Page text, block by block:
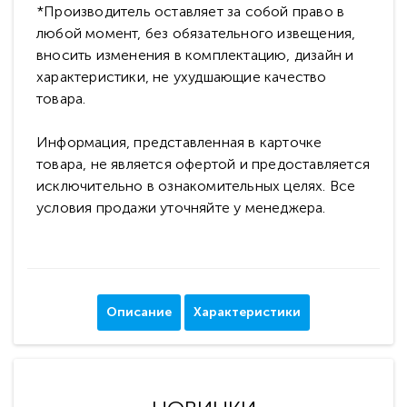
*Производитель оставляет за собой право в
любой момент, без обязательного извещения,
вносить изменения в комплектацию, дизайн и
характеристики, не ухудшающие качество
товара.
Информация, представленная в карточке
товара, не является офертой и предоставляется
исключительно в ознакомительных целях. Все
условия продажи уточняйте у менеджера.
Описание Характеристики